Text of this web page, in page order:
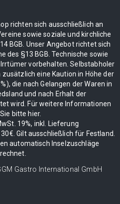
richten sich ausschließlich an
sowie soziale und kirchliche
BGB. Unser Angebot richtet sich
des §13 BGB. Technische sowie
vorbehalten. Selbstabholer
eine Kaution in Höhe der
die nach Gelangen der Waren in
und nach Erhalt der
wird. Für weitere Informationen
bitte hier.
19%, inkl. Lieferung
Gilt ausschließlich für Festland.
automatisch Inselzuschläge
Gastro International GmbH